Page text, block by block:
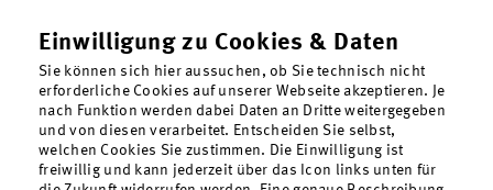
Einwilligung zu Cookies & Daten
Sie können sich hier aussuchen, ob Sie technisch nicht
erforderliche Cookies auf unserer Webseite akzeptieren. Je
nach Funktion werden dabei Daten an Dritte weitergegeben
und von diesen verarbeitet. Entscheiden Sie selbst,
welchen Cookies Sie zustimmen. Die Einwilligung ist
freiwillig und kann jederzeit über das Icon links unten für
nur darum geht, Möbel zu produzieren.
Vielmehr ist das EINZ30® ein Ort der
Kommunikation und des Austauschs, an dem
alte Traditionen und neue Ideen
zusammenfinden.